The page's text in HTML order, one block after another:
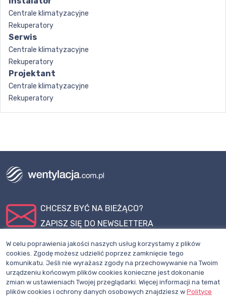
Centrale klimatyzacyjne
Rekuperatory
Serwis
Centrale klimatyzacyjne
Rekuperatory
Projektant
Centrale klimatyzacyjne
Rekuperatory
CHCESZ BYĆ NA BIEŻĄCO?
ZAPISZ SIĘ DO NEWSLETTERA
Dział redakcji i reklamy Wentylacja.com.pl
Telefon: +48 781 000 084
Napisz do nas
W celu poprawienia jakości naszych usług korzystamy z plików
cookies. Zgodę możesz udzielić poprzez zamknięcie tego
komunikatu. Jeśli nie wyrażasz zgody na przechowywanie na Twoim
urządzeniu końcowym plików cookies konieczne jest dokonanie
zmian w ustawieniach Twojej przeglądarki. Więcej informacji na temat
plików cookies i ochrony danych osobowych znajdziesz w Polityce